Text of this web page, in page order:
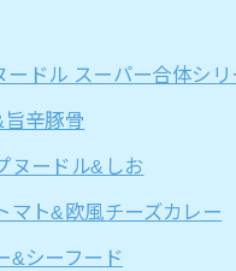
ードル スーパー合体シリ
旨辛豚骨
ヌードル&しお
マト&欧風チーズカレー
&シーフード